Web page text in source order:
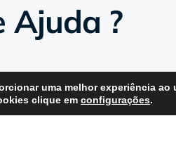
Ajuda ?
uma melhor experiência ao
clique em configurações.